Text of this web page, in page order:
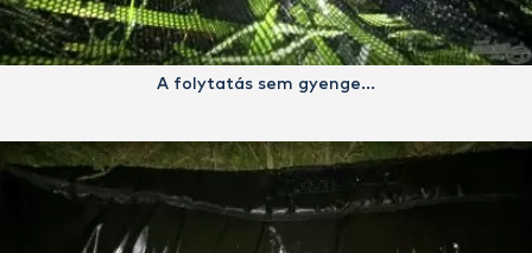
A folytatás sem gyenge…